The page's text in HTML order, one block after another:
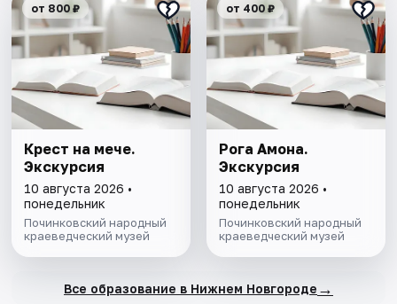
от 800 ₽
Крест на мече.
Экскурсия
10 августа 2026 •
понедельник
Починковский народный
краеведческий музей
от 400 ₽
Рога Амона.
Экскурсия
10 августа 2026 •
понедельник
Починковский народный
краеведческий музей
Все образование в Нижнем Новгороде →